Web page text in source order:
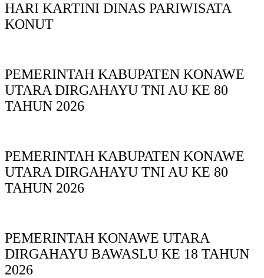
HARI KARTINI DINAS PARIWISATA
KONUT
PEMERINTAH KABUPATEN KONAWE
UTARA DIRGAHAYU TNI AU KE 80
TAHUN 2026
PEMERINTAH KABUPATEN KONAWE
UTARA DIRGAHAYU TNI AU KE 80
TAHUN 2026
PEMERINTAH KONAWE UTARA
DIRGAHAYU BAWASLU KE 18 TAHUN
2026